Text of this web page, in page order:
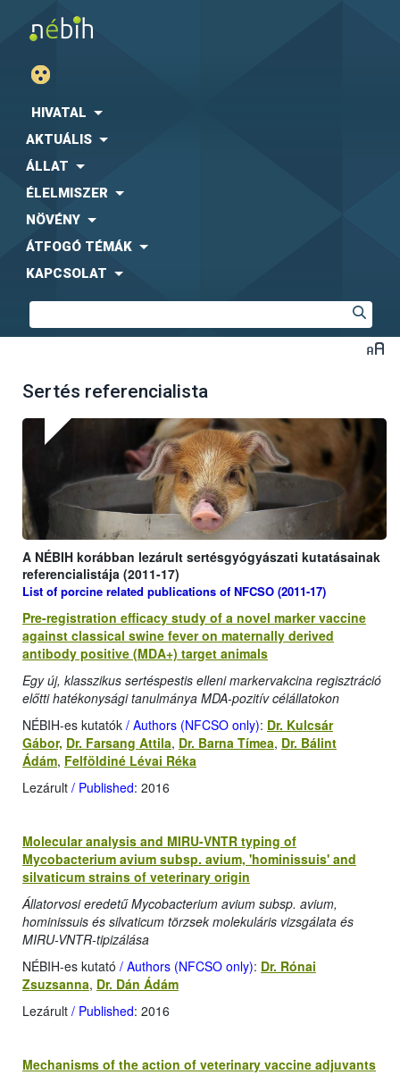
HIVATAL
AKTUÁLIS
ÁLLAT
ÉLELMISZER
NÖVÉNY
ÁTFOGÓ TÉMÁK
KAPCSOLAT
Sertés referencialista
A NÉBIH korábban lezárult sertésgyógyászati kutatásainak
referencialistája (2011-17)
List of porcine related publications of NFCSO (2011-17)
Pre-registration efficacy study of a novel marker vaccine
against classical swine fever on maternally derived
antibody positive (MDA+) target animals
Egy új, klasszikus sertéspestis elleni markervakcina regisztráció
előtti hatékonysági tanulmánya MDA-pozitív célállatokon
NÉBIH-es kutatók / Authors (NFCSO only): Dr. Kulcsár
Gábor, Dr. Farsang Attila, Dr. Barna Tímea, Dr. Bálint
Ádám, Felföldiné Lévai Réka
Lezárult / Published: 2016
Molecular analysis and MIRU-VNTR typing of
Mycobacterium avium subsp. avium, 'hominissuis' and
silvaticum strains of veterinary origin
Állatorvosi eredetű Mycobacterium avium subsp. avium,
hominissuis és silvaticum törzsek molekuláris vizsgálata és
MIRU-VNTR-tipizálása
NÉBIH-es kutató / Authors (NFCSO only): Dr. Rónai
Zsuzsanna, Dr. Dán Ádám
Lezárult / Published: 2016
Mechanisms of the action of veterinary vaccine adjuvants